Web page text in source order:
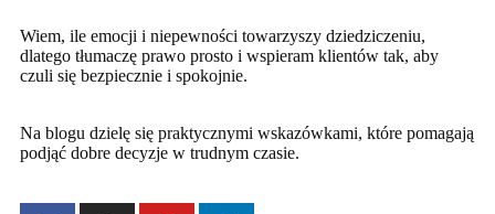
Wiem, ile emocji i niepewności towarzyszy dziedziczeniu,
dlatego tłumaczę prawo prosto i wspieram klientów tak, aby
czuli się bezpiecznie i spokojnie.
Na blogu dzielę się praktycznymi wskazówkami, które pomagają
podjąć dobre decyzje w trudnym czasie.